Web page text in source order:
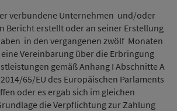
verbundene Unternehmen und/oder
Bericht erstellt oder an seiner Erstellung
in den vergangenen zwölf Monaten
Vereinbarung über die Erbringung
gemäß Anhang I Abschnitte A
65/EU des Europäischen Parlaments
oder es ergab sich im gleichen
die Verpflichtung zur Zahlung